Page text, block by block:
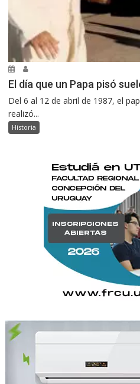
El día que un Papa pisó
Del 6 al 12 de abril de 1987, el
realizó...
Historia